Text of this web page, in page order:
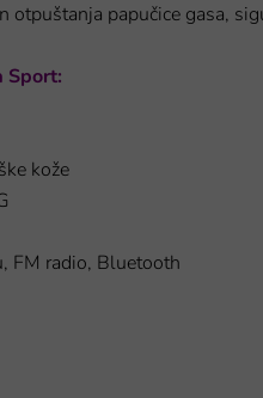
otpuštanja papučice gasa,
Sport:
kože
FM radio, Bluetooth